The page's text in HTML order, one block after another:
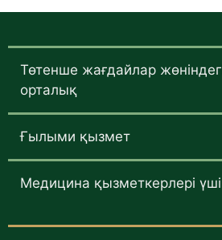
Төтенше жағдайлар
орталық
Ғылыми қызмет
Медицина қызметкерлері